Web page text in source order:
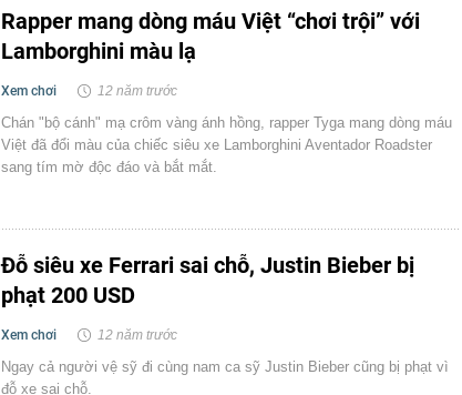
Rapper mang dòng máu Việt “chơi trội” với
Lamborghini màu lạ
Xem chơi 12 năm trước
Chán "bộ cánh" mạ crôm vàng ánh hồng, rapper Tyga mang dòng máu
Việt đã đổi màu của chiếc siêu xe Lamborghini Aventador Roadster
sang tím mờ độc đáo và bắt mắt.
Đỗ siêu xe Ferrari sai chỗ, Justin Bieber bị
phạt 200 USD
Xem chơi 12 năm trước
Ngay cả người vệ sỹ đi cùng nam ca sỹ Justin Bieber cũng bị phạt vì
đỗ xe sai chỗ.